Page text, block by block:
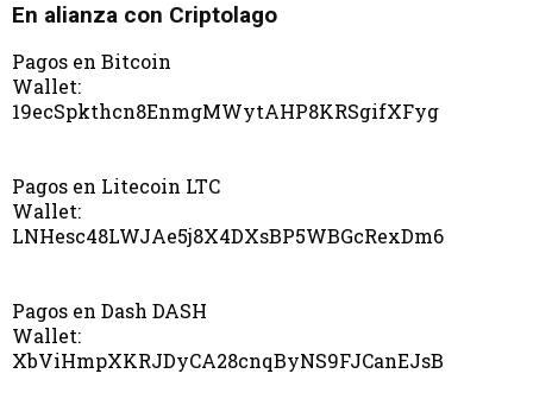
En alianza con Criptolago
Pagos en Bitcoin
Wallet:
19ecSpkthcn8EnmgMWytAHP8KRSgifXFyg
Pagos en Litecoin LTC
Wallet:
LNHesc48LWJAe5j8X4DXsBP5WBGcRexDm6
Pagos en Dash DASH
Wallet:
XbViHmpXKRJDyCA28cnqByNS9FJCanEJsB